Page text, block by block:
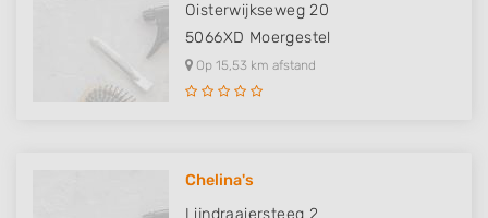
Oisterwijkseweg 20
5066XD Moergestel
Op 15,53 km afstand
Chelina's
Lijndraaiersteeg 2